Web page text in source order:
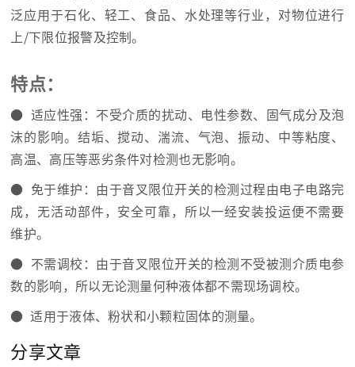
泛应用于石化、轻工、食品、水处理等行业，对物位进行
上/下限位报警及控制。
特点：
● 适应性强：不受介质的扰动、电性参数、固气成分及泡
沫的影响。结垢、搅动、湍流、气泡、振动、中等粘度、
高温、高压等恶劣条件对检测也无影响。
● 免于维护：由于音叉限位开关的检测过程由电子电路完
成，无活动部件，安全可靠，所以一经安装投运便不需要
维护。
● 不需调校：由于音叉限位开关的检测不受被测介质电参
数的影响，所以无论测量何种液体都不需现场调校。
● 适用于液体、粉状和小颗粒固体的测量。
分享文章